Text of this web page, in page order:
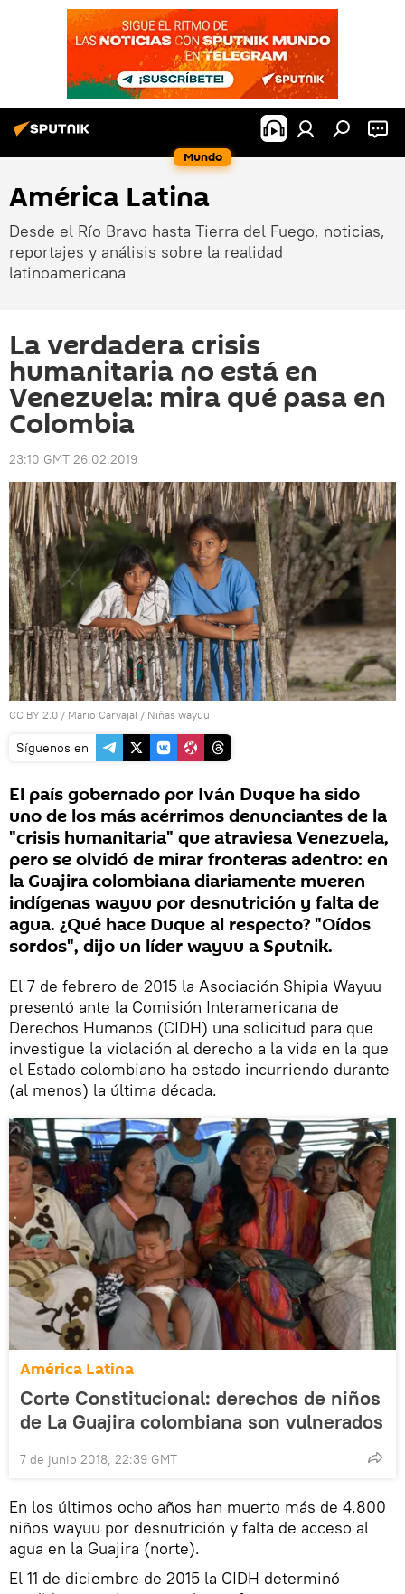
Mundo
América Latina
Desde el Río Bravo hasta Tierra del Fuego, noticias,
reportajes y análisis sobre la realidad
latinoamericana
La verdadera crisis
humanitaria no está en
Venezuela: mira qué pasa en
Colombia
23:10 GMT 26.02.2019
CC BY 2.0 / Mario Carvajal / Niñas wayuu
Síguenos en
El país gobernado por Iván Duque ha sido
uno de los más acérrimos denunciantes de la
"crisis humanitaria" que atraviesa Venezuela,
pero se olvidó de mirar fronteras adentro: en
la Guajira colombiana diariamente mueren
indígenas wayuu por desnutrición y falta de
agua. ¿Qué hace Duque al respecto? "Oídos
sordos", dijo un líder wayuu a Sputnik.
El 7 de febrero de 2015 la Asociación Shipia Wayuu
presentó ante la Comisión Interamericana de
Derechos Humanos (CIDH) una solicitud para que
investigue la violación al derecho a la vida en la que
el Estado colombiano ha estado incurriendo durante
(al menos) la última década.
América Latina
Corte Constitucional: derechos de niños
de La Guajira colombiana son vulnerados
7 de junio 2018, 22:39 GMT
En los últimos ocho años han muerto más de 4.800
niños wayuu por desnutrición y falta de acceso al
agua en la Guajira (norte).
El 11 de diciembre de 2015 la CIDH determinó